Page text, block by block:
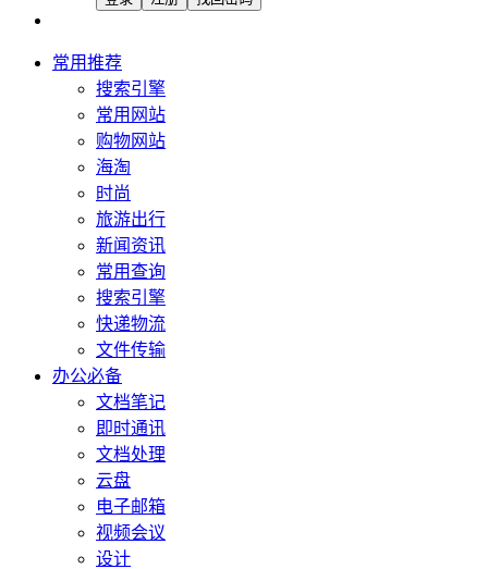
常用推荐
搜索引擎
常用网站
购物网站
海淘
时尚
旅游出行
新闻资讯
常用查询
搜索引擎
快递物流
文件传输
办公必备
文档笔记
即时通讯
文档处理
云盘
电子邮箱
视频会议
设计